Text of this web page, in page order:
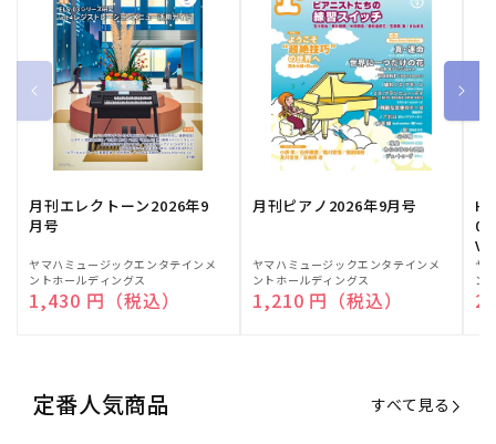
月刊エレクトーン2026年9
月号
販
売
元:
ヤマハミュージックエンタテインメ
ントホールディングス
通常価格
1,430 円（税込）
月刊ピアノ2026年9月号
販
売
元:
ヤマハミュージックエンタテインメ
ントホールディングス
通常価格
1,210 円（税込）
販
売
元:
ヤ
ン
定番人気商品 すべて見る